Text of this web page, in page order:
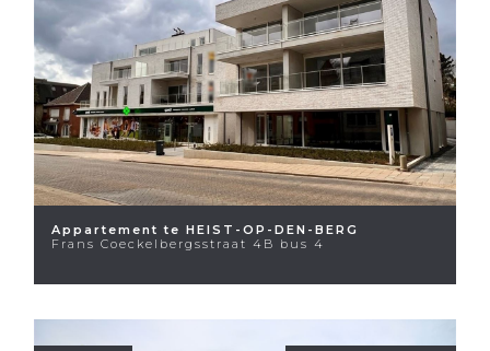
Appartement te HEIST-OP-DEN-BERG
Frans Coeckelbergsstraat 4B bus 4